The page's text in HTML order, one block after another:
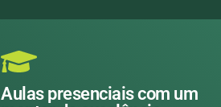
Aulas presenciais com um